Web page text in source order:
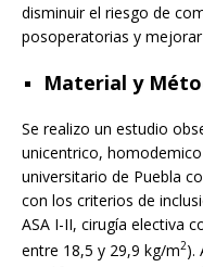
disminuir el riesgo de
posoperatorias y
Material y
Se realizo un estudio
unicentrico,
universitario de Puebla
con los criterios de
ASA I-II, cirugía electiva
entre 18,5 y 29,9 kg/m2).